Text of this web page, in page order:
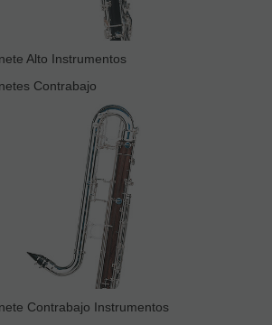
Alto Instrumentos
Contrabajo
Contrabajo Instrumentos